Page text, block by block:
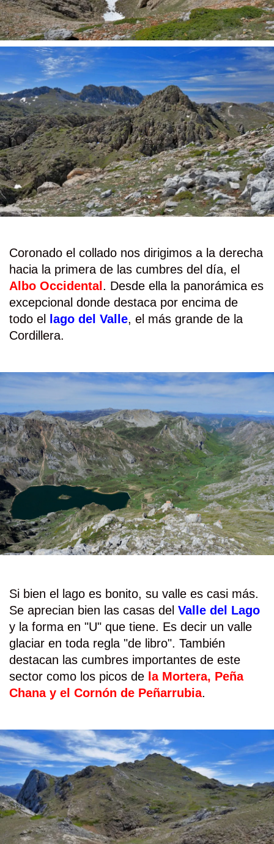
Coronado el collado nos dirigimos a la derecha
hacia la primera de las cumbres del día, el
Albo Occidental . Desde ella la panorámica es
excepcional donde destaca por encima de
todo el
lago del Valle, el más grande de la
Cordillera.
Si bien el lago es bonito, su valle es casi más.
Se aprecian bien las casas del Valle del Lago
y la forma en "U" que tiene. Es decir un valle
glaciar en toda regla "de libro". También
destacan las cumbres importantes de este
sector como los picos de la Mortera, Peña
Chana y el Cornón de Peñarrubia.